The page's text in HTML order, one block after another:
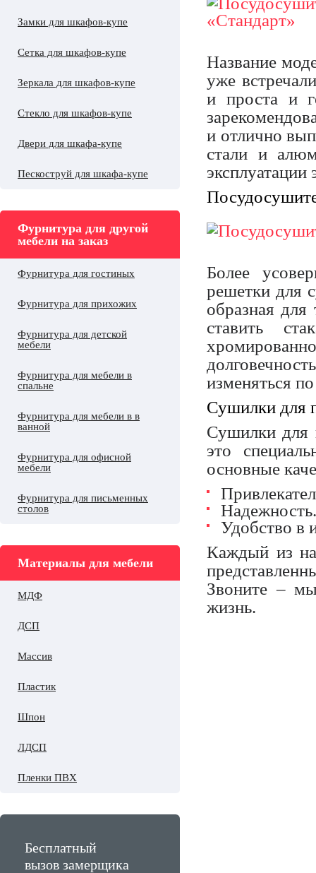
Замки для шкафов-купе
Сетка для шкафов-купе
Зеркала для шкафов-купе
Стекло для шкафов-купе
Двери для шкафа-купе
Пескоструй для шкафа-купе
Фурнитура для другой
мебели на заказ
Фурнитура для гостиных
Фурнитура для прихожих
Фурнитура для детской
мебели
Фурнитура для мебели в
спальне
Фурнитура для мебели в в
ванной
Фурнитура для офисной
мебели
Фурнитура для письменных
столов
Материалы для мебели
МДФ
ДСП
Массив
Пластик
Шпон
ЛДСП
Пленки ПВХ
Бесплатный
вызов замерщика
Название
уже
и проста и
и отлично
стали и
эксплуатации
Более
решетки для
образная
ставить
изменяться
Сушилки для
Сушилки для
это
основные
Удобство в
Каждый из
Звоните –
жизнь.